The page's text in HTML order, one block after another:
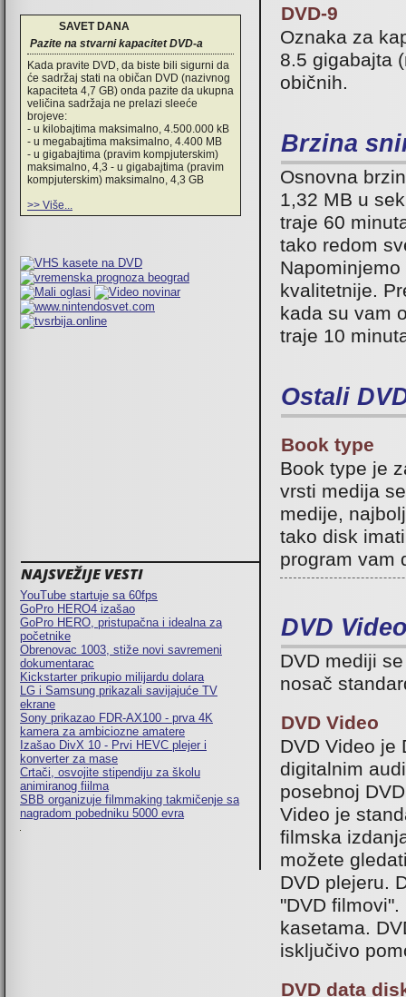
SAVET DANA
Pazite na stvarni kapacitet DVD-a
Kada pravite DVD, da biste bili sigurni da
će sadržaj stati na običan DVD (nazivnog
kapaciteta 4,7 GB) onda pazite da ukupna
veličina sadržaja ne prelazi sleeće
brojeve:
- u kilobajtima maksimalno, 4.500.000 kB
- u megabajtima maksimalno, 4.400 MB
- u gigabajtima (pravim kompjuterskim)
maksimalno, 4,3 - u gigabajtima (pravim
kompjuterskim) maksimalno, 4,3 GB
>> Više...
NAJSVEŽIJE VESTI
YouTube startuje sa 60fps
GoPro HERO4 izašao
GoPro HERO, pristupačna i idealna za
početnike
Obrenovac 1003, stiže novi savremeni
dokumentarac
Kickstarter prikupio milijardu dolara
LG i Samsung prikazali savijajuće TV
ekrane
Sony prikazao FDR-AX100 - prva 4K
kamera za ambiciozne amatere
Izašao DivX 10 - Prvi HEVC plejer i
konverter za mase
Crtači, osvojite stipendiju za školu
animiranog fiilma
SBB organizuje filmmaking takmičenje sa
nagradom pobedniku 5000 evra
DVD-9
Oznaka za
8.5 gigabajta
običnih.
Brzina
Osnovna
1,32 MB u
traje 60
tako redom
kvalitetnije.
kada su vam
traje 10
Ostali
Book type
Book type je
vrsti medija
medije,
tako disk
program vam
DVD
DVD mediji
nosač
DVD Video
DVD Video je
digitalnim
posebnoj
Video je
filmska
možete
DVD plejeru.
"DVD
kasetama.
isključivo
DVD data